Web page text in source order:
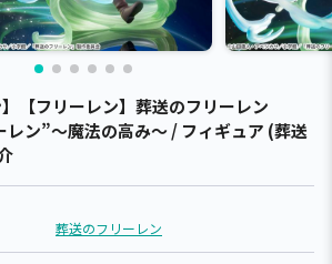
】【フリーレン】葬送のフリーレン
ン”～魔法の高み～ / フィギュア (葬送
葬送のフリーレン